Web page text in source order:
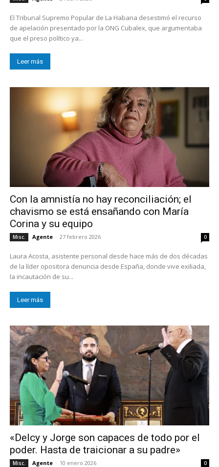
El Tribunal Supremo Popular de La Habana desestimó el recurso
de apelación presentado por la ONG Cubalex, que argumentaba
que el preso político ya...
Leer más
Con la amnistía no hay reconciliación; el
chavismo se está ensañando con María
Corina y su equipo
Misc. Agente - 27 febrero 2026 0
Laura Acosta, asistente personal desde hace más de dos décadas
de la líder opositora denuncia desde España, donde vive exiliada,
la incautación de su...
Leer más
«Delcy y Jorge son capaces de todo por el
poder. Hasta de traicionar a su padre»
Misc. Agente - 10 enero 2026 0